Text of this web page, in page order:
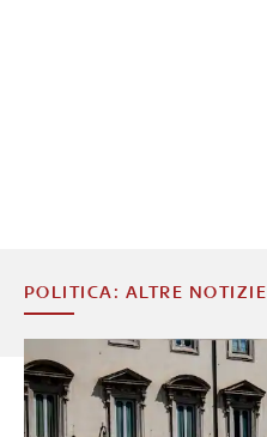
POLITICA: ALTRE NOTIZIE